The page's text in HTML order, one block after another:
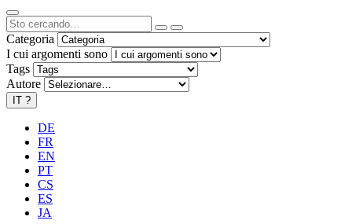
Categoria
I cui argomenti sono
Tags
Autore
IT ?
DE
FR
EN
PT
CS
ES
JA